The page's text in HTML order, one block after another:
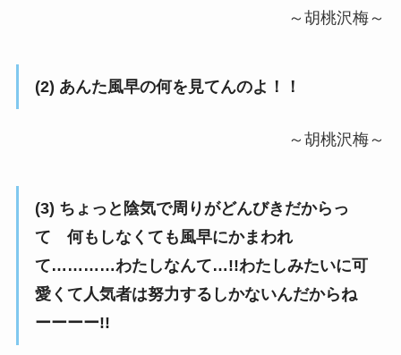
～胡桃沢梅～
(2) あんた風早の何を見てんのよ！！
～胡桃沢梅～
(3) ちょっと陰気で周りがどんびきだからっ
て 何もしなくても風早にかまわれ
て…………わたしなんて…!!わたしみたいに可
愛くて人気者は努力するしかないんだからね
ーーーー!!